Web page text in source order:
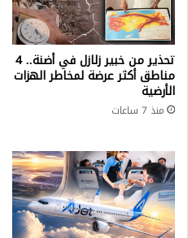
تحذير من خبير زلازل في أضنة.. 4
مناطق أكثر عرضة لمخاطر الهزات
الأرضية
منذ 7 ساعات